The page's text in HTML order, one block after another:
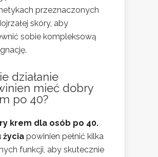
przeznaczonych
skóry, aby
sobie kompleksową
działanie
mieć dobry
po 40?
krem dla osób po 40.
życia powinien pełnić kilka
funkcji, aby skutecznie